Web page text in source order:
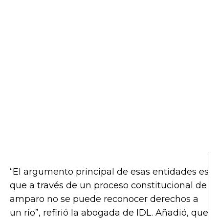
“El argumento principal de esas entidades es
que a través de un proceso constitucional de
amparo no se puede reconocer derechos a
un río”, refirió la abogada de IDL. Añadió, que